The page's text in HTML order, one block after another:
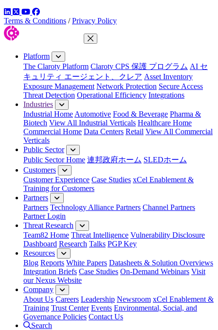
LinkedIn
TwitterYouTube
Facebook
Terms & Conditions / Privacy Policy
Close Menu
Platform
The Claroty Platform Claroty CPS 保護 プログラム AI セ
キュリティ エージェント、クレア Asset Inventory
Exposure Management Network Protection Secure Access
Threat Detection Operational Efficiency Integrations
Industries
Industrial Home Automotive Food & Beverage Pharma &
Biotech View All Industrial Verticals Healthcare Home
Commercial Home Data Centers Retail View All Commercial
Verticals
Public Sector
Public Sector Home 連邦政府ホーム SLEDホーム
Customers
Customer Experience Case Studies xCel Enablement &
Training for Customers
Partners
Partners Technology Alliance Partners Channel Partners
Partner Login
Threat Research
Team82 Home Threat Intelligence Vulnerability Disclosure
Dashboard Research Talks PGP Key
Resources
Blog Reports White Papers Datasheets & Solution Overviews
Integration Briefs Case Studies On-Demand Webinars Visit
our Nexus Website
Company
About Us Careers Leadership Newsroom xCel Enablement &
Training Trust Center Events Environmental, Social, and
Governance Policies Contact Us
Search